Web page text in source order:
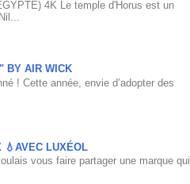
4K Le temple d'Horus est un
BY AIR WICK
! Cette année, envie d’adopter des
💧AVEC LUXÉOL
vous faire partager une marque qui